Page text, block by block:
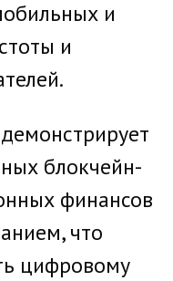
и
и
блокчейн-
финансов
что
цифровому